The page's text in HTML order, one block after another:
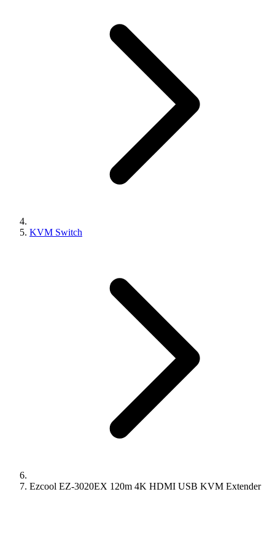
KVM Switch
Ezcool EZ-3020EX 120m 4K HDMI USB KVM Extender